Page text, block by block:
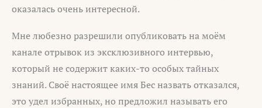
оказалась очень интересной.
Мне любезно разрешили опубликовать на моём
канале отрывок из эксклюзивного интервью,
который не содержит каких-то особых тайных
знаний. Своё настоящее имя Бес назвать отказался,
это удел избранных, но предложил называть его